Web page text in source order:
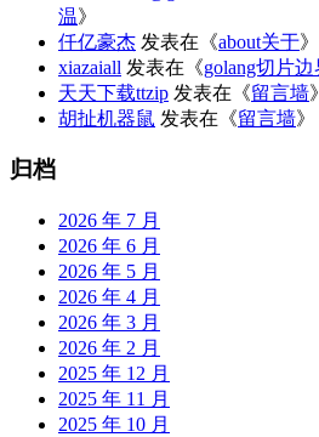
温》
仟亿豪杰 发表在《about关于》
xiazaiall 发表在《golang切片
天天下载ttzip 发表在《留言墙》
胡扯机器鼠 发表在《留言墙》
归档
2026 年 7 月
2026 年 6 月
2026 年 5 月
2026 年 4 月
2026 年 3 月
2026 年 2 月
2025 年 12 月
2025 年 11 月
2025 年 10 月